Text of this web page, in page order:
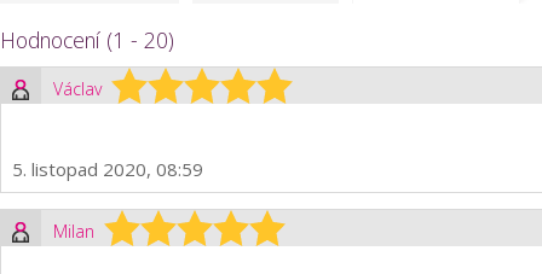
Hodnocení (1 - 20)
Václav
5. listopad 2020, 08:59
Milan